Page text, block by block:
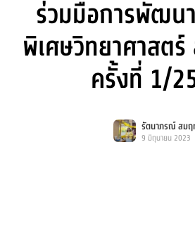
ร่วมมือการพัฒน
พิเศษวิทยาศาสต
ครั้งที่ 1/
รัตนาภรณ์ สมฤ
9 มิถุนายน 2023